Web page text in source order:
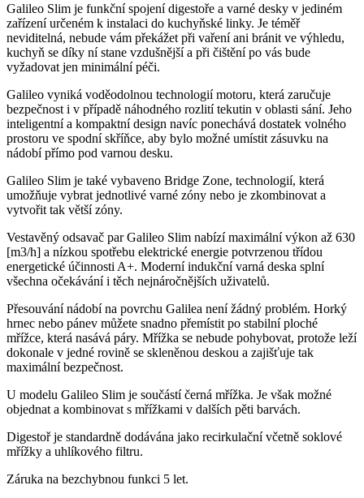
Galileo Slim je funkční spojení digestoře a varné desky v jediném
zařízení určeném k instalaci do kuchyňské linky. Je téměř
neviditelná, nebude vám překážet při vaření ani bránit ve výhledu,
kuchyň se díky ní stane vzdušnější a při čištění po vás bude
vyžadovat jen minimální péči.
Galileo vyniká voděodolnou technologií motoru, která zaručuje
bezpečnost i v případě náhodného rozlití tekutin v oblasti sání. Jeho
inteligentní a kompaktní design navíc ponechává dostatek volného
prostoru ve spodní skříňce, aby bylo možné umístit zásuvku na
nádobí přímo pod varnou desku.
Galileo Slim je také vybaveno Bridge Zone, technologií, která
umožňuje vybrat jednotlivé varné zóny nebo je zkombinovat a
vytvořit tak větší zóny.
Vestavěný odsavač par Galileo Slim nabízí maximální výkon až 630
[m3/h] a nízkou spotřebu elektrické energie potvrzenou třídou
energetické účinnosti A+. Moderní indukční varná deska splní
všechna očekávání i těch nejnáročnějších uživatelů.
Přesouvání nádobí na povrchu Galilea není žádný problém. Horký
hrnec nebo pánev můžete snadno přemístit po stabilní ploché
mřížce, která nasává páry. Mřížka se nebude pohybovat, protože leží
dokonale v jedné rovině se skleněnou deskou a zajišťuje tak
maximální bezpečnost.
U modelu Galileo Slim je součástí černá mřížka. Je však možné
objednat a kombinovat s mřížkami v dalších pěti barvách.
Digestoř je standardně dodávána jako recirkulační včetně soklové
mřížky a uhlíkového filtru.
Záruka na bezchybnou funkci 5 let.